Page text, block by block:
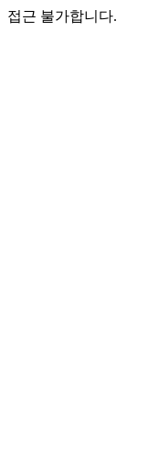
접근 불가합니다.